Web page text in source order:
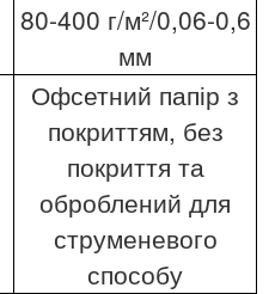
80-400 г/м²/0,06-0,6
мм
Офсетний папір з
покриттям, без
покриття та
оброблений для
струменевого
способу